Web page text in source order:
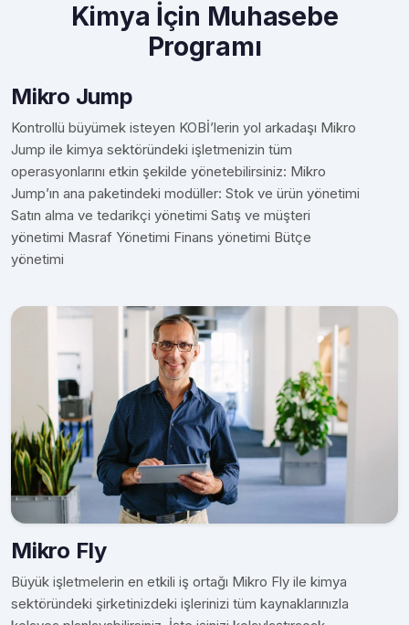
Kimya İçin Muhasebe
Programı
Mikro Jump
Kontrollü büyümek isteyen KOBİ’lerin yol arkadaşı Mikro
Jump ile kimya sektöründeki işletmenizin tüm
operasyonlarını etkin şekilde yönetebilirsiniz: Mikro
Jump’ın ana paketindeki modüller: Stok ve ürün yönetimi
Satın alma ve tedarikçi yönetimi Satış ve müşteri
yönetimi Masraf Yönetimi Finans yönetimi Bütçe
yönetimi
Mikro Fly
Büyük işletmelerin en etkili iş ortağı Mikro Fly ile kimya
sektöründeki şirketinizdeki işlerinizi tüm kaynaklarınızla